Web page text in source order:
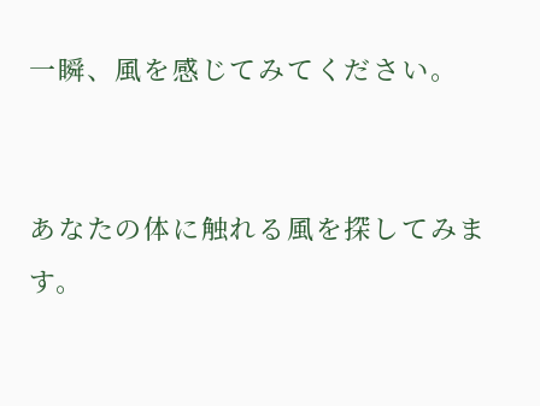
一瞬、風を感じてみてください。
あなたの体に触れる風を探してみま
す。